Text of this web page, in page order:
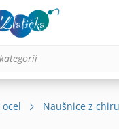
Naušnice z